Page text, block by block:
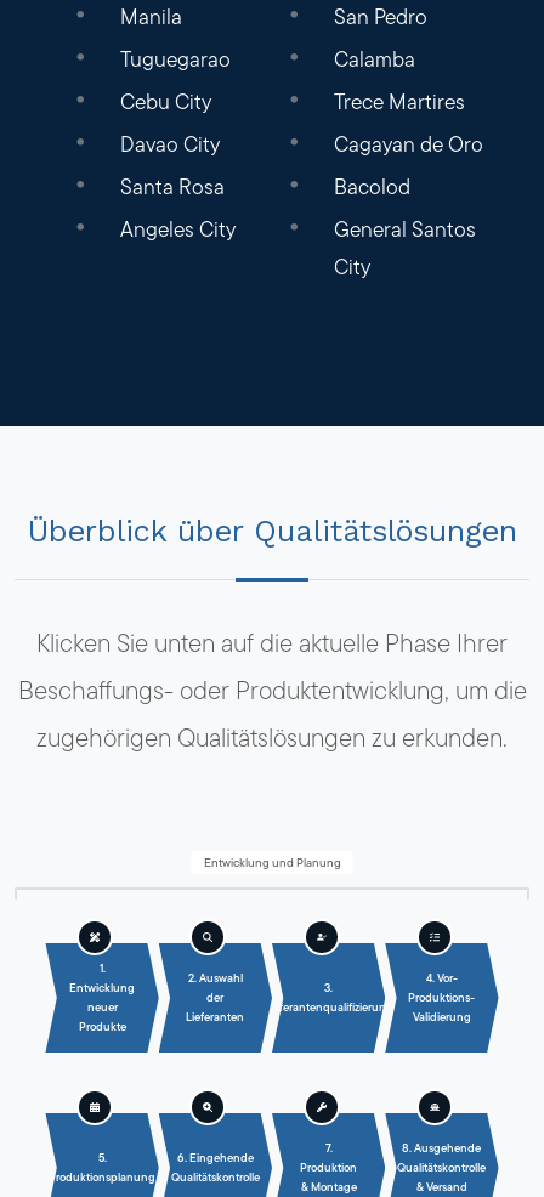
Manila
San Pedro
Tuguegarao
Calamba
Cebu City
Trece Martires
Davao City
Cagayan de Oro
Santa Rosa
Bacolod
Angeles City
General Santos
City
Überblick über Qualitätslösungen
Klicken Sie unten auf die aktuelle Phase Ihrer
Beschaffungs- oder Produktentwicklung, um die
zugehörigen Qualitätslösungen zu erkunden.
1.
Entwicklung
neuer
Produkte
2. Auswahl
der
Lieferanten
3.
Lieferantenqualifizierung
4. Vor-
Produktions-
Validierung
5.
Produktionsplanung
6. Eingehende
Qualitätskontrolle
7.
Produktion
& Montage
8. Ausgehende
Qualitätskontrolle
& Versand
Entwicklung und Planung